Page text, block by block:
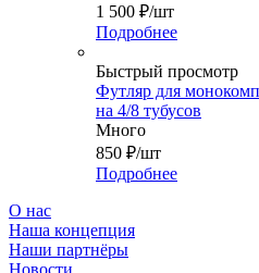
1 500 ₽/шт
Подробнее
Быстрый просмотр
Футляр для
на 4/8 тубусов
Много
850 ₽/шт
Подробнее
О нас
Наша концепция
Наши партнёры
Новости